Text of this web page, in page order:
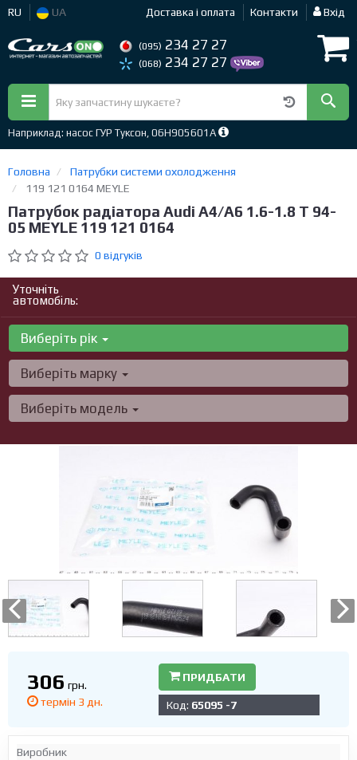
RU UA Доставка і оплата Контакти Вхід
(095) 234 27 27
(068) 234 27 27
Наприклад: насос ГУР Туксон, 06H905601A
Головна
Патрубки системи охолодження
119 121 0164 MEYLE
Патрубок радіатора Audi A4/A6 1.6-1.8 T 94-
05 MEYLE 119 121 0164
0 відгуків
Уточніть
автомобіль:
Виберіть рік
Виберіть марку
Виберіть модель
306 грн.
термін 3 дн.
ПРИДБАТИ
Код: 65095 -7
Виробник